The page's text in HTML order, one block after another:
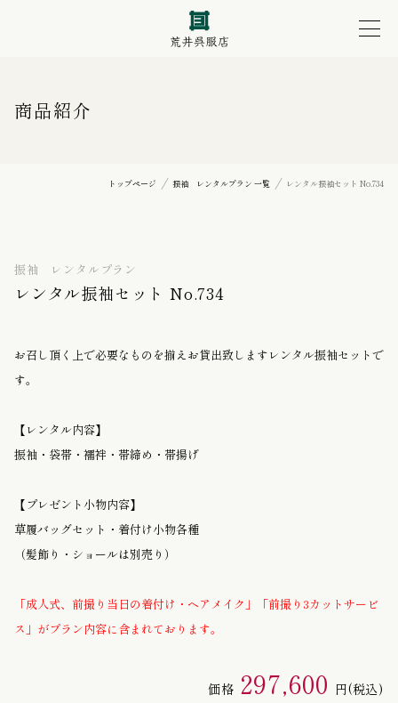
商品紹介
トップページ 振袖 レンタルプラン 一覧 レンタル振袖セット No.734
振袖 レンタルプラン
レンタル振袖セット No.734
お召し頂く上で必要なものを揃えお貸出致しますレンタル振袖セットで
す。
【レンタル内容】
振袖・袋帯・襦袢・帯締め・帯揚げ
【プレゼント小物内容】
草履バッグセット・着付け小物各種
（髪飾り・ショールは別売り）
「成人式、前撮り当日の着付け・ヘアメイク」「前撮り3カットサービ
ス」がプラン内容に含まれております。
価格 297,600 円(税込)